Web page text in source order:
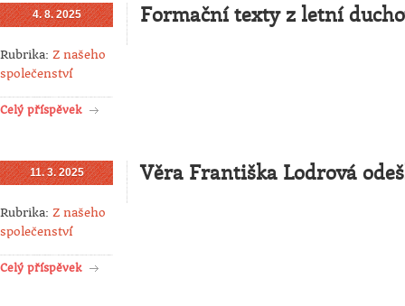
4. 8. 2025
Rubrika: Z našeho
společenství
Celý příspěvek
Formační texty z letní
11. 3. 2025
Rubrika: Z našeho
společenství
Celý příspěvek
Věra Františka Lodrová